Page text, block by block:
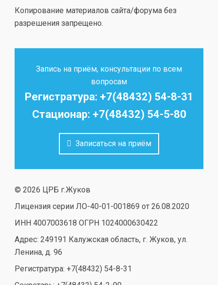
Копирование материалов сайта/форума без
разрешения запрещено.
Запись на приём, консультации по всем
вопросам
Регистратура: +7(48432) 54-8-31
Стационар: +7(48432) 54-5-80
Записаться на приём
© 2026 ЦРБ г.Жуков
Лицензия серии ЛО-40-01-001869 от 26.08.2020
ИНН 4007003618 ОГРН 1024000630422
Адрес: 249191 Калужская область, г. Жуков, ул.
Ленина, д. 96
Регистратура: +7(48432) 54-8-31